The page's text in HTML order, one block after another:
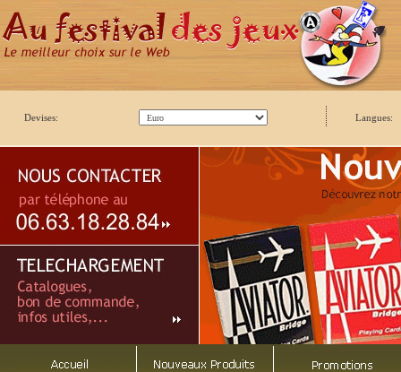
Devises: Langues: